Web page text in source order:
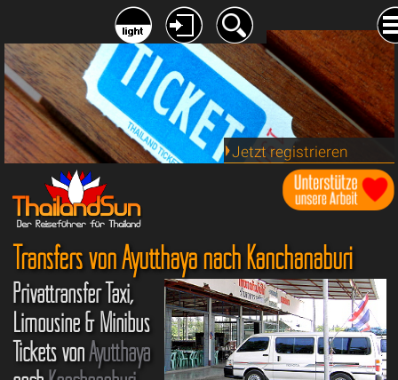
Jetzt registrieren
Transfers von Ayutthaya nach Kanchanaburi
Privattransfer Taxi,
Limousine & Minibus
Tickets vonAyutthaya